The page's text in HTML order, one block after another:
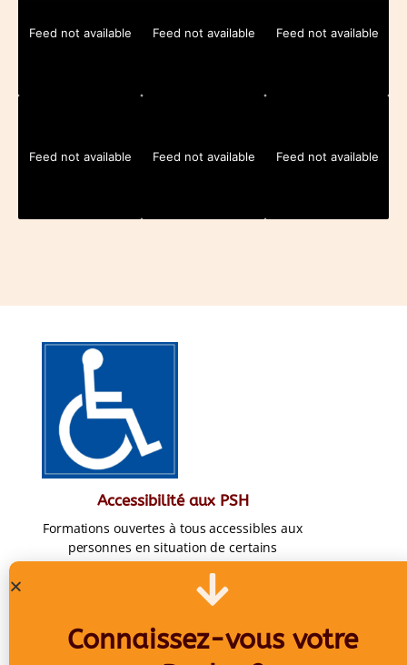
Feed not available Feed not available Feed not available
Feed not available Feed not available Feed not available
Accessibilité aux PSH
Formations ouvertes à tous accessibles aux
personnes en situation de certains
handicaps
Connaissez-vous votre